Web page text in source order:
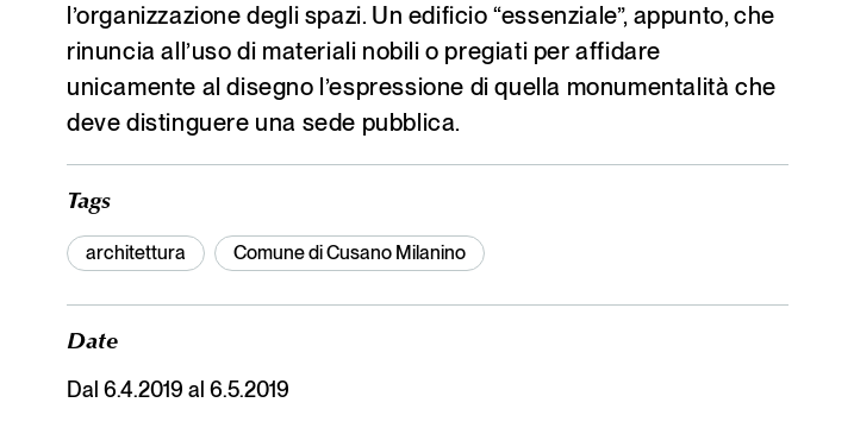
l’organizzazione degli spazi. Un edificio “essenziale”, appunto, che
rinuncia all’uso di materiali nobili o pregiati per affidare
unicamente al disegno l’espressione di quella monumentalità che
deve distinguere una sede pubblica.
Tags
architettura Comune di Cusano Milanino
Date
Dal 6.4.2019 al 6.5.2019